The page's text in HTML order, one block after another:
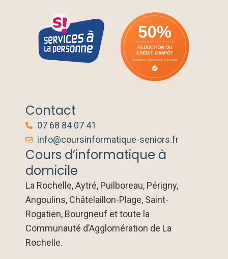
Contact
07 68 84 07 41
info@coursinformatique-seniors.fr
Cours d’informatique à
domicile
La Rochelle, Aytré, Puilboreau, Périgny,
Angoulins, Châtelaillon-Plage, Saint-
Rogatien, Bourgneuf et toute la
Communauté d’Agglomération de La
Rochelle.